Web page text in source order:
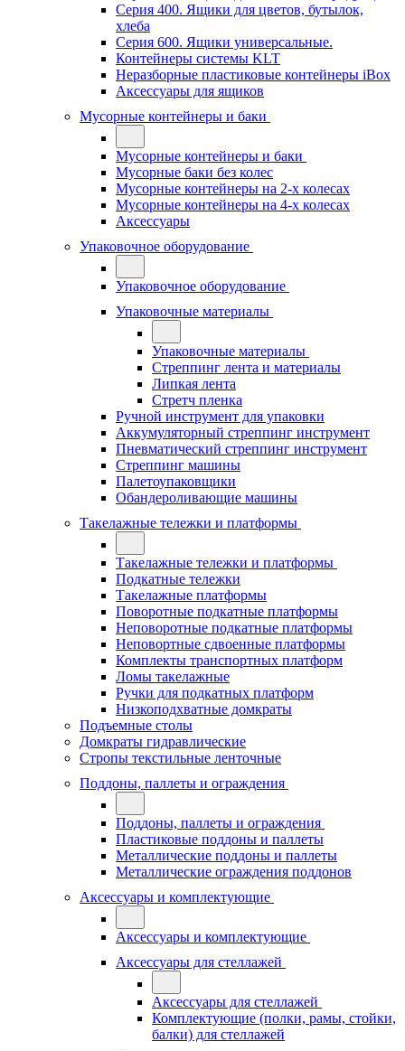
Серия 400. Ящики для цветов, бутылок,
хлеба
Серия 600. Ящики универсальные.
Контейнеры системы KLT
Неразборные пластиковые контейнеры iBox
Аксессуары для ящиков
Мусорные контейнеры и баки
Мусорные контейнеры и баки
Мусорные баки без колес
Мусорные контейнеры на 2-х колесах
Мусорные контейнеры на 4-х колесах
Аксессуары
Упаковочное оборудование
Упаковочное оборудование
Упаковочные материалы
Упаковочные материалы
Стреппинг лента и материалы
Липкая лента
Стретч пленка
Ручной инструмент для упаковки
Аккумуляторный стреппинг инструмент
Пневматический стреппинг инструмент
Стреппинг машины
Палетоупаковщики
Обандероливающие машины
Такелажные тележки и платформы
Такелажные тележки и платформы
Подкатные тележки
Такелажные платформы
Поворотные подкатные платформы
Неповоротные подкатные платформы
Неповортные сдвоенные платформы
Комплекты транспортных платформ
Ломы такелажные
Ручки для подкатных платформ
Низкоподхватные домкраты
Подъемные столы
Домкраты гидравлические
Стропы текстильные ленточные
Поддоны, паллеты и ограждения
Поддоны, паллеты и ограждения
Пластиковые поддоны и паллеты
Металлические поддоны и паллеты
Металлические ограждения поддонов
Аксессуары и комплектующие
Аксессуары и комплектующие
Аксессуары для стеллажей
Аксессуары для стеллажей
Комплектующие (полки, рамы, стойки,
балки) для стеллажей